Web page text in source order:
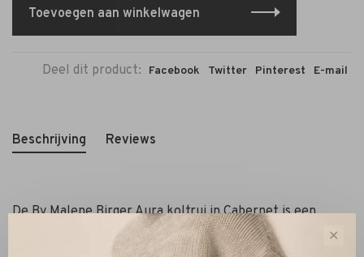
Toevoegen aan winkelwagen
Deel dit product: Facebook Twitter Pinterest E-mail
Beschrijving Reviews
De By Malene Birger Aura koltrui in Cabernet is een
stijlvolle, vrouwelijke top met een rijke structuur. Deze
slim fit trui is gemaakt van een stretchmateriaal dat zich
✕